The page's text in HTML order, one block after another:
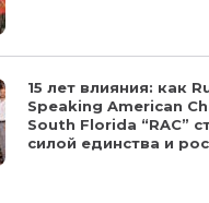
15 лет влияния: как
Speaking American
South Florida “RAC”
силой единства и